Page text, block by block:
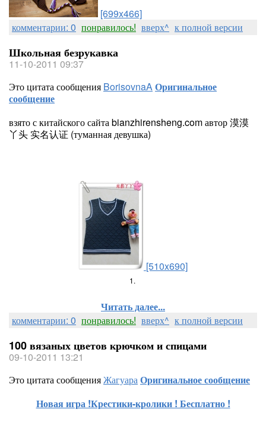
[699x466]
комментарии: 0 понравилось! вверх^ к полной версии
Школьная безрукавка
11-10-2011 09:37
Это цитата сообщения BorisovnaAОригинальное
сообщение
взято с китайского сайта bianzhirensheng.com автор 漠漠
丫头 实名认证 (туманная девушка)
[510x690]
1.
Читать далее...
комментарии: 0 понравилось! вверх^ к полной версии
100 вязаных цветов крючком и спицами
09-10-2011 13:21
Это цитата сообщенияЖагуараОригинальное сообщение
Новая игра !Крестики-кролики ! Бесплатно !